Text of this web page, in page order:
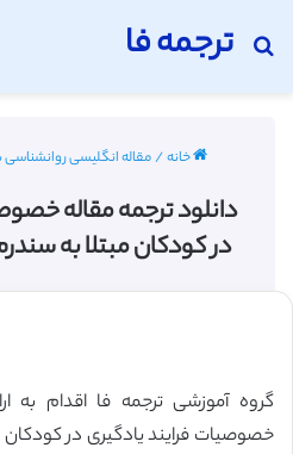
ترجمه فا
جستجو برای
خانه/مقاله انگلیسی روانشناسی با
دانلود ترجمه مقاله
در کودکان مبتلا به
گروه آموزشی ترجمه فا اقدام به
خصوصیات فرایند یادگیری در کودکان